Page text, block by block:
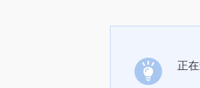
正